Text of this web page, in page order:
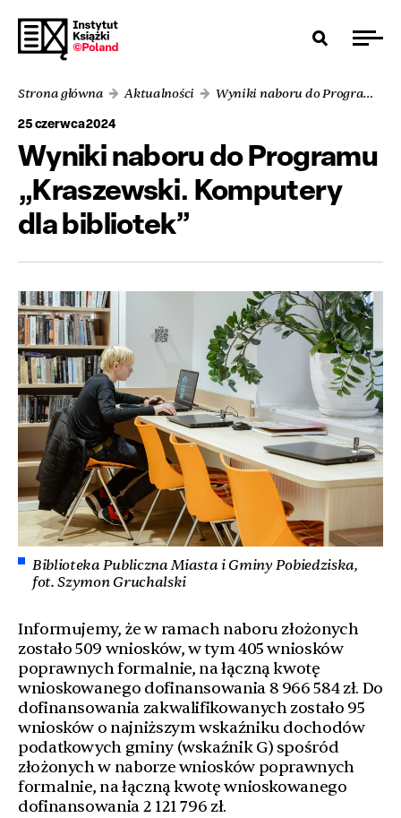
Strona główna Aktualności Wyniki naboru do Programu „Kraszewski. Komputery dla bibliotek”
25 czerwca 2024
Wyniki naboru do Programu
„Kraszewski. Komputery
dla bibliotek”
Biblioteka Publiczna Miasta i Gminy Pobiedziska,
fot. Szymon Gruchalski
Informujemy, że w ramach naboru złożonych
zostało 509 wniosków, w tym 405 wniosków
poprawnych formalnie, na łączną kwotę
wnioskowanego dofinansowania 8 966 584 zł. Do
dofinansowania zakwalifikowanych zostało 95
wniosków o najniższym wskaźniku dochodów
podatkowych gminy (wskaźnik G) spośród
złożonych w naborze wniosków poprawnych
formalnie, na łączną kwotę wnioskowanego
dofinansowania 2 121 796 zł.